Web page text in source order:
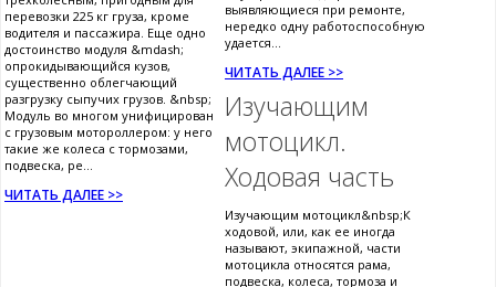
перевозки 225 кг груза, кроме
водителя и пассажира. Еще одно
достоинство модуля &mdash;
опрокидывающийся кузов,
существенно облегчающий
разгрузку сыпучих грузов. &nbsp;
Модуль во многом унифицирован
с грузовым мотороллером: у него
такие же колеса с тормозами,
подвеска, ре...
ЧИТАТЬ ДАЛЕЕ >>
выявляющиеся при ремонте,
нередко одну работоспособную
удается...
ЧИТАТЬ ДАЛЕЕ >>
Изучающим
мотоцикл.
Ходовая часть
Изучающим мотоцикл&nbsp;К
ходовой, или, как ее иногда
называют, экипажной, части
мотоцикла относятся рама,
подвеска, колеса, тормоза и